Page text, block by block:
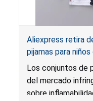
Aliexpress retira
pijamas para
lesión o muerte
normas
dormir para niños
Los conjuntos de
del mercado
sobre